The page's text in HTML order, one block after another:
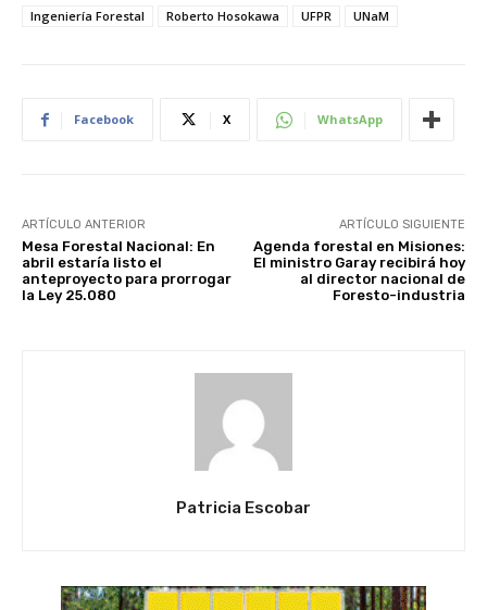
Ingeniería Forestal Roberto Hosokawa UFPR UNaM
Facebook X WhatsApp
ARTÍCULO ANTERIOR
Mesa Forestal Nacional: En
abril estaría listo el
anteproyecto para prorrogar
la Ley 25.080
ARTÍCULO SIGUIENTE
Agenda forestal en Misiones:
El ministro Garay recibirá hoy
al director nacional de
Foresto-industria
Patricia Escobar